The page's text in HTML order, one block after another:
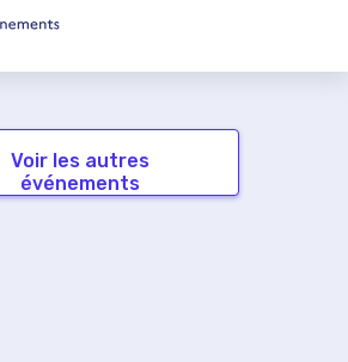
Voir les autres
événements